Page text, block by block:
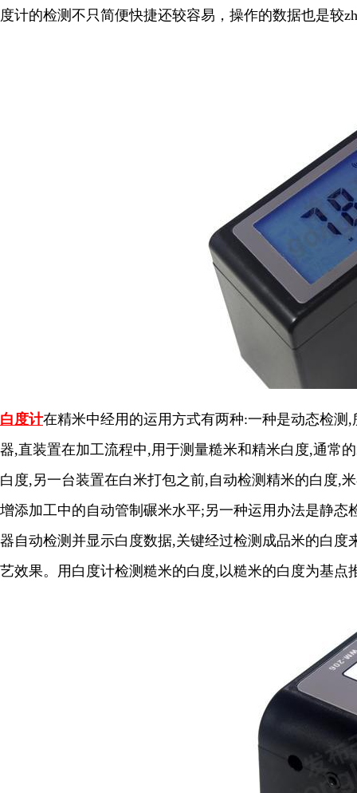
度计的检测不只简便快捷还较容易，操作的数据也是较
白度计在精米中经用的运用方式有两种:一种是动态检
器,直装置在加工流程中,用于测量糙米和精米白度,通常
白度,另一台装置在白米打包之前,自动检测精米的白度,
增添加工中的自动管制碾米水平;另一种运用办法是静
器自动检测并显示白度数据,关键经过检测成品米的白
艺效果。用白度计检测糙米的白度,以糙米的白度为基点